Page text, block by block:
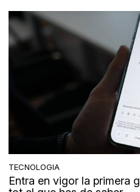
TECNOLOGIA
Entra en vigor la primera